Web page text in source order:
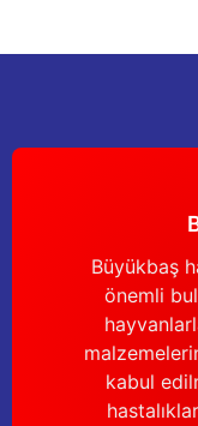
Bu ürüne benzer
Büyükbaş
önemli
kabul